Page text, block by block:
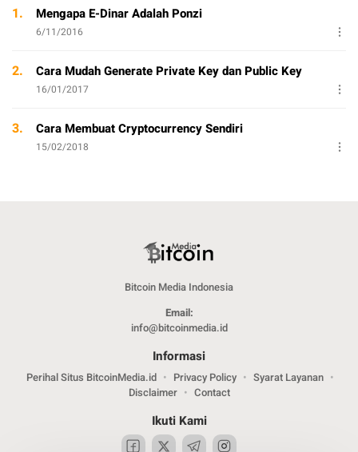
1. Mengapa E-Dinar Adalah Ponzi
6/11/2016
2. Cara Mudah Generate Private Key dan Public Key
16/01/2017
3. Cara Membuat Cryptocurrency Sendiri
15/02/2018
Bitcoin Media Indonesia
Email:
info@bitcoinmedia.id
Informasi
Perihal Situs BitcoinMedia.id Privacy Policy
Syarat Layanan
Disclaimer
Contact
Ikuti Kami